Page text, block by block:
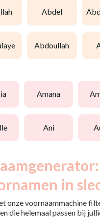
abdel
abdoullah
amana
ani
in
voornaammachine
helemaal passen bij